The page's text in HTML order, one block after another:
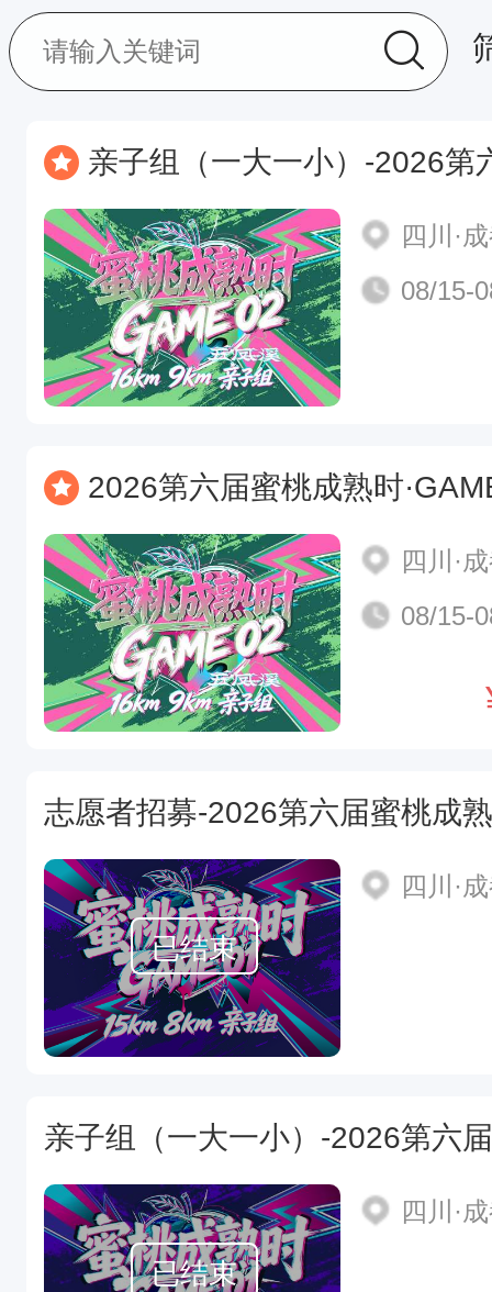
亲子组（一大一小）-2026第六
四川·
08/15-
2026第六届蜜桃成熟时
四川·
08/15-
志愿者招募-2026第六届蜜桃成
已结束
四川·
已结束
四川·